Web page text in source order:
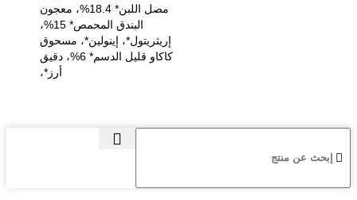
مصل اللبن* 18.4%، معجون
البندق المحمص* 15%،
إريثريتول*، إينولين*، مسحوق
كاكاو قليل الدسم* 6%، دقيق
أرز*،